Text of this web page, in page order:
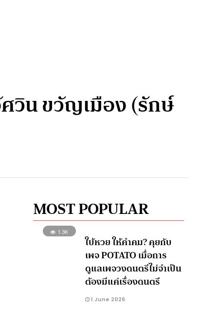
วิน ขวัญเมือง (รักษ์
MOST POPULAR
1.3K
ใบ้หวย ให้คำคม? คุยกับ
เพจ POTATO เมื่อการ
ดูแลเพจวงดนตรีไม่จำเป็น
ต้องมีแค่เรื่องดนตรี
1 June 2026